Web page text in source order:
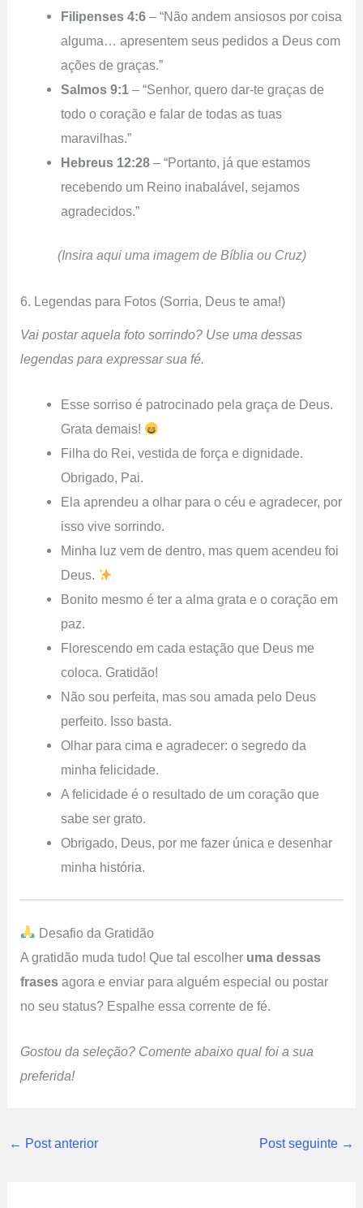
Filipenses 4:6– “Não andem ansiosos por coisa
alguma… apresentem seus pedidos a Deus com
ações de graças.”
Salmos 9:1– “Senhor, quero dar-te graças de
todo o coração e falar de todas as tuas
maravilhas.”
Hebreus 12:28– “Portanto, já que estamos
recebendo um Reino inabalável, sejamos
agradecidos.”
(Insira aqui uma imagem de Bíblia ou Cruz)
6. Legendas para Fotos (Sorria, Deus te ama!)
Vai postar aquela foto sorrindo? Use uma dessas
legendas para expressar sua fé.
Esse sorriso é patrocinado pela graça de Deus.
Grata demais!
Filha do Rei, vestida de força e dignidade.
Obrigado, Pai.
Ela aprendeu a olhar para o céu e agradecer, por
isso vive sorrindo.
Minha luz vem de dentro, mas quem acendeu foi
Deus.
Bonito mesmo é ter a alma grata e o coração em
paz.
Florescendo em cada estação que Deus me
coloca. Gratidão!
Não sou perfeita, mas sou amada pelo Deus
perfeito. Isso basta.
Olhar para cima e agradecer: o segredo da
minha felicidade.
A felicidade é o resultado de um coração que
sabe ser grato.
Obrigado, Deus, por me fazer única e desenhar
minha história.
Desafio da Gratidão
A gratidão muda tudo! Que tal escolher uma dessas
frases agora e enviar para alguém especial ou postar
no seu status? Espalhe essa corrente de fé.
Gostou da seleção? Comente abaixo qual foi a sua
preferida!
← Post anterior Post seguinte →